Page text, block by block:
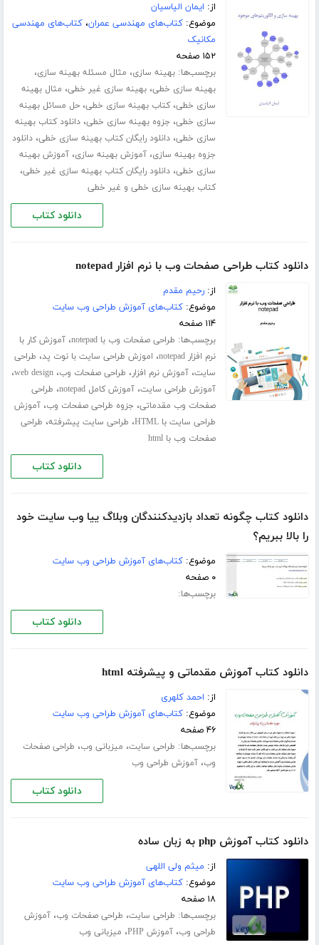
از: ایمان الیاسیان
موضوع:کتاب‌های مهندسی عمران،کتاب‌های مهندسی
مکانیک
۱۵۲ صفحه
برچسب‌ها:بهینه سازی، مثال مسئله بهینه سازی،
بهینه سازی خطی،بهینه سازی غیر خطی، مثال بهینه
سازی خطی،کتاب بهینه سازی خطی،حل مسائل بهینه
سازی خطی، جزوه بهینه سازی خطی،دانلود کتاب بهینه
سازی خطی،دانلود رایگان کتاب بهینه سازی خطی،دانلود
جزوه بهینه سازی،آموزش بهینه سازی،آموزش بهینه
سازی خطی،دانلود رایگان کتاب بهینه سازی غیر خطی،
کتاب بهینه سازی خطی و غیر خطی
دانلود کتاب
دانلود کتاب طراحی صفحات وب با نرم افزار notepad
از:رحیم مقدم
موضوع:کتاب‌های آموزش طراحی وب سایت
۱۱۴ صفحه
برچسب‌ها: طراحی صفحات وب با notepad ،آموزش کار با
نرم افزار notepad
، اموزش طراحی سایت با نوت پد، طراحی
سایت،آموزش نرم افزار، طراحی صفحات وب،web design،
آموزش طراحی سایت،آموزش کامل notepad ، طراحی
صفحات وب مقدماتی، جزوه طراحی صفحات وب،آموزش
طراحی سایت با HTML
، طراحی سایت پیشرفته، طراحی
صفحات وب با html
دانلود کتاب
دانلود کتاب چگونه تعداد بازدیدکنندگان وبلاگ ییا وب سایت خود
را بالا ببریم؟
موضوع:کتاب‌های آموزش طراحی وب سایت
۰ صفحه
برچسب‌ها:
دانلود کتاب
دانلود کتاب آموزش مقدماتی و پیشرفته html
از: احمد کلهری
موضوع:کتاب‌های آموزش طراحی وب سایت
۴۶ صفحه
برچسب‌ها: طراحی سایت، میزبانی وب، طراحی صفحات
وب،آموزش طراحی وب
دانلود کتاب
دانلود کتاب آموزش php به زبان ساده
از: میثم ولی اللهی
موضوع:کتاب‌های آموزش طراحی وب سایت
۱۸ صفحه
برچسب‌ها: طراحی سایت، طراحی صفحات وب،آموزش
طراحی وب،آموزش PHP ، میزبانی وب